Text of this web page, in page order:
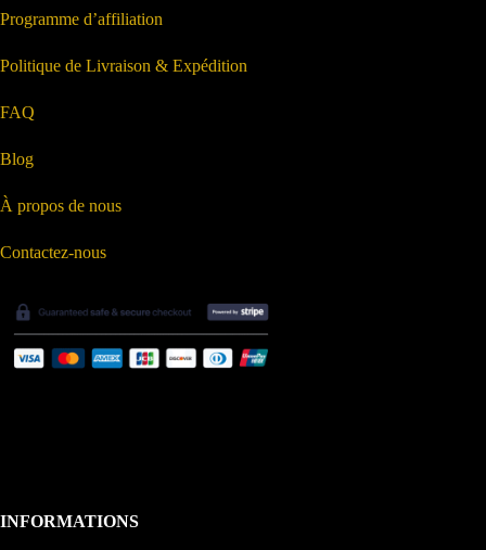
Programme d’affiliation
Politique de Livraison & Expédition
FAQ
Blog
À propos de nous
Contactez-nous
INFORMATIONS